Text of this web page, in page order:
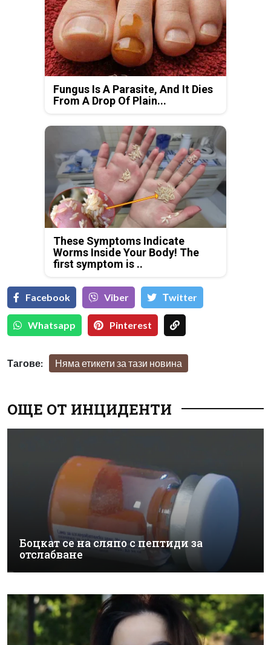
Fungus Is A Parasite, And It Dies
From A Drop Of Plain...
These Symptoms Indicate
Worms Inside Your Body! The
first symptom is ..
Facebook Viber Тwitter
Whatsapp Pinterest
Тагове: Няма етикети за тази новина
ОЩЕ ОТ ИНЦИДЕНТИ
Боцкат се на сляпо с пептиди за
отслабване